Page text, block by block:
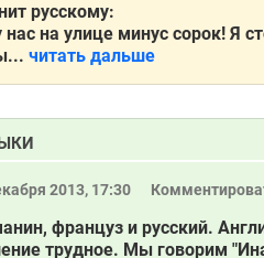
русскому:
на улице минус сорок! Я
читать дальше
2013, 17:30
француз и русский.
трудное. Мы говорим